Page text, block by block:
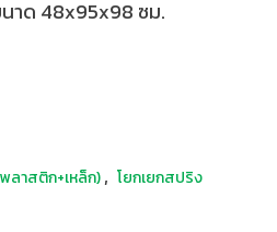
นาด 48x95x98 ซม.
ลาสติก+เหล็ก), โยกเยกสปริง